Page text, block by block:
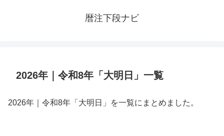
暦注下段ナビ
2026年｜令和8年「大明日」一覧
2026年｜令和8年「大明日」を一覧にまとめました。